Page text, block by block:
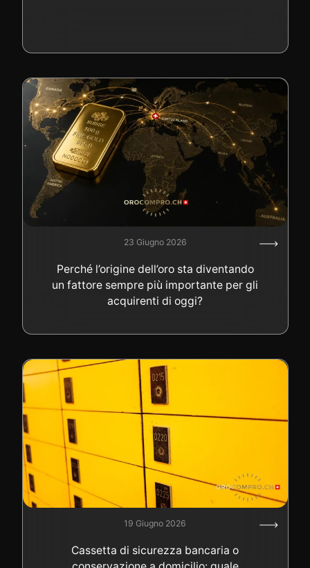
23 Giugno 2026
Perché l’origine dell’oro sta diventando
un fattore sempre più importante per gli
acquirenti di oggi?
19 Giugno 2026
Cassetta di sicurezza bancaria o